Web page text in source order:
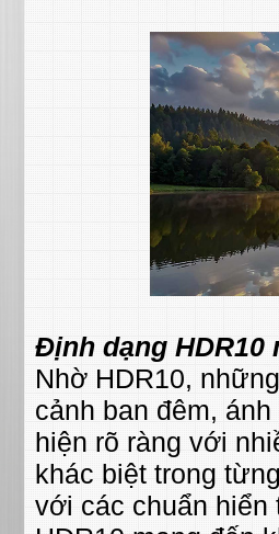
Định dạng
Nhờ HDR10,
cảnh ban đêm,
hiện rõ ràng với
khác biệt trong
với các chuẩn